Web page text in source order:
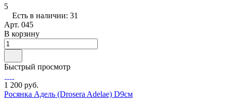
5
Есть в наличии: 31
Арт. 045
В корзину
Быстрый просмотр
1 200 руб.
Росянка Адель (Drosera Adelae) D9см